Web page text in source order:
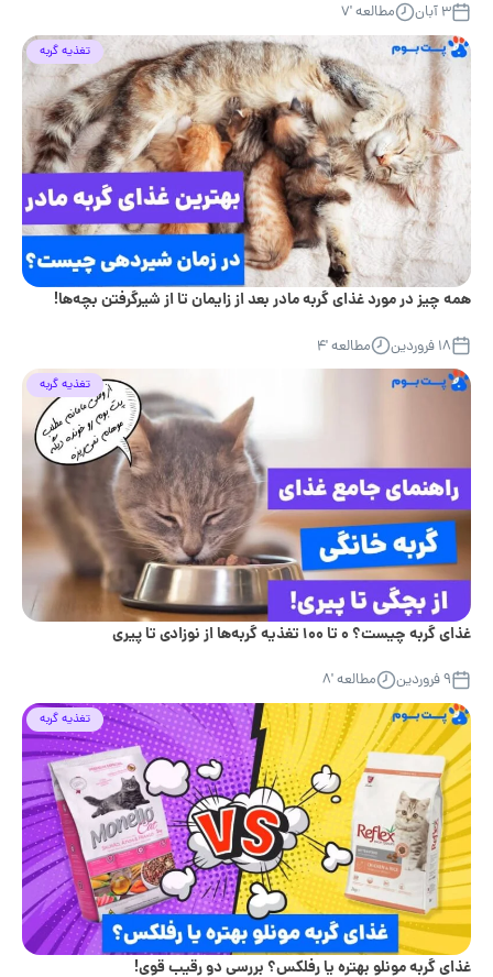
۳ آبان مطالعه '۷
تغذیه گربه
همه چیز در مورد غذای گربه مادر بعد از زایمان تا از شیرگرفتن بچه‌ها!
۱۸ فروردین مطالعه '۴
تغذیه گربه
غذای گربه چیست؟ ۰ تا ۱۰۰ تغذیه گربه‌ها از نوزادی تا پیری
۹ فروردین مطالعه '۸
تغذیه گربه
غذای گربه مونلو بهتره یا رفلکس؟ بررسی دو رقیب قوی!